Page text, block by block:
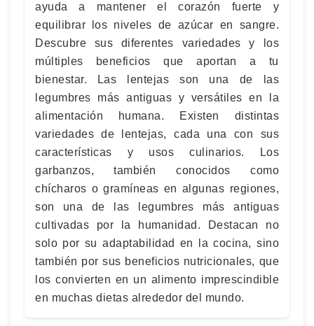
ayuda a mantener el corazón fuerte y
equilibrar los niveles de azúcar en sangre.
Descubre sus diferentes variedades y los
múltiples beneficios que aportan a tu
bienestar. Las lentejas son una de las
legumbres más antiguas y versátiles en la
alimentación humana. Existen distintas
variedades de lentejas, cada una con sus
características y usos culinarios. Los
garbanzos, también conocidos como
chícharos o gramíneas en algunas regiones,
son una de las legumbres más antiguas
cultivadas por la humanidad. Destacan no
solo por su adaptabilidad en la cocina, sino
también por sus beneficios nutricionales, que
los convierten en un alimento imprescindible
en muchas dietas alrededor del mundo.